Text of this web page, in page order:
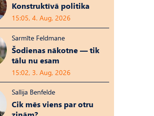
Konstruktīvā politika
15:05, 4. Aug, 2026
Sarmīte Feldmane
Šodienas nākotne — tik
tālu nu esam
15:02, 3. Aug, 2026
Sallija Benfelde
Cik mēs viens par otru